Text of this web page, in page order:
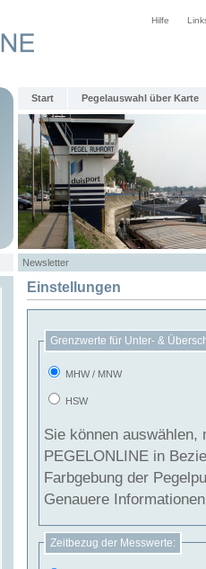
Hilfe
Start Pegelauswahl über Karte
Newsletter
Einstellungen
Grenzwerte für Unter- &
MHW / MNW
HSW
Sie können
PEGELONLINE in Beziehung
Farbgebung der
Genauere
Zeitbezug der Messwerte: